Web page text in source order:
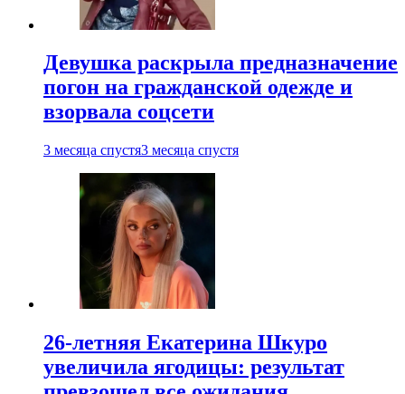
Девушка раскрыла предназначение
погон на гражданской одежде и
взорвала соцсети
3 месяца спустя3 месяца спустя
26-летняя Екатерина Шкуро
увеличила ягодицы: результат